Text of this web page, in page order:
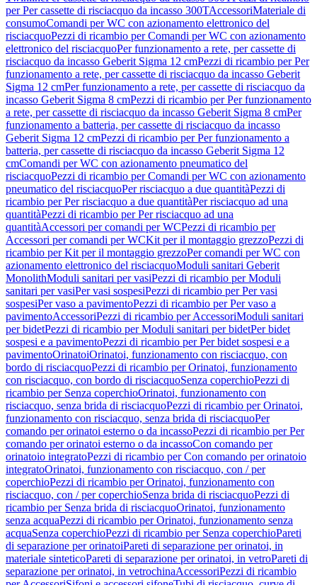
per Per cassette di risciacquo da incasso 300TAccessoriMateriale di
consumoComandi per WC con azionamento elettronico del
risciacquoPezzi di ricambio per Comandi per WC con azionamento
elettronico del risciacquoPer funzionamento a rete, per cassette di
risciacquo da incasso Geberit Sigma 12 cmPezzi di ricambio per Per
funzionamento a rete, per cassette di risciacquo da incasso Geberit
Sigma 12 cmPer funzionamento a rete, per cassette di risciacquo da
incasso Geberit Sigma 8 cmPezzi di ricambio per Per funzionamento
a rete, per cassette di risciacquo da incasso Geberit Sigma 8 cmPer
funzionamento a batteria, per cassette di risciacquo da incasso
Geberit Sigma 12 cmPezzi di ricambio per Per funzionamento a
batteria, per cassette di risciacquo da incasso Geberit Sigma 12
cmComandi per WC con azionamento pneumatico del
risciacquoPezzi di ricambio per Comandi per WC con azionamento
pneumatico del risciacquoPer risciacquo a due quantitàPezzi di
ricambio per Per risciacquo a due quantitàPer risciacquo ad una
quantitàPezzi di ricambio per Per risciacquo ad una
quantitàAccessori per comandi per WCPezzi di ricambio per
Accessori per comandi per WCKit per il montaggio grezzoPezzi di
ricambio per Kit per il montaggio grezzoPer comandi per WC con
azionamento elettronico del risciacquoModuli sanitari Geberit
MonolithModuli sanitari per vasiPezzi di ricambio per Moduli
sanitari per vasiPer vasi sospesiPezzi di ricambio per Per vasi
sospesiPer vaso a pavimentoPezzi di ricambio per Per vaso a
pavimentoAccessoriPezzi di ricambio per AccessoriModuli sanitari
per bidetPezzi di ricambio per Moduli sanitari per bidetPer bidet
sospesi e a pavimentoPezzi di ricambio per Per bidet sospesi e a
pavimentoOrinatoiOrinatoi, funzionamento con risciacquo, con
bordo di risciacquoPezzi di ricambio per Orinatoi, funzionamento
con risciacquo, con bordo di risciacquoSenza coperchioPezzi di
ricambio per Senza coperchioOrinatoi, funzionamento con
risciacquo, senza brida di risciacquoPezzi di ricambio per Orinatoi,
funzionamento con risciacquo, senza brida di risciacquoPer
comando per orinatoi esterno o da incassoPezzi di ricambio per Per
comando per orinatoi esterno o da incassoCon comando per
orinatoio integratoPezzi di ricambio per Con comando per orinatoio
integratoOrinatoi, funzionamento con risciacquo, con / per
coperchioPezzi di ricambio per Orinatoi, funzionamento con
risciacquo, con / per coperchioSenza brida di risciacquoPezzi di
ricambio per Senza brida di risciacquoOrinatoi, funzionamento
senza acquaPezzi di ricambio per Orinatoi, funzionamento senza
acquaSenza coperchioPezzi di ricambio per Senza coperchioPareti
di separazione per orinatoiPareti di separazione per orinatoi, in
materiale sinteticoPareti di separazione per orinatoi, in vetroPareti di
separazione per orinatoi, in vetrochinaAccessoriPezzi di ricambio